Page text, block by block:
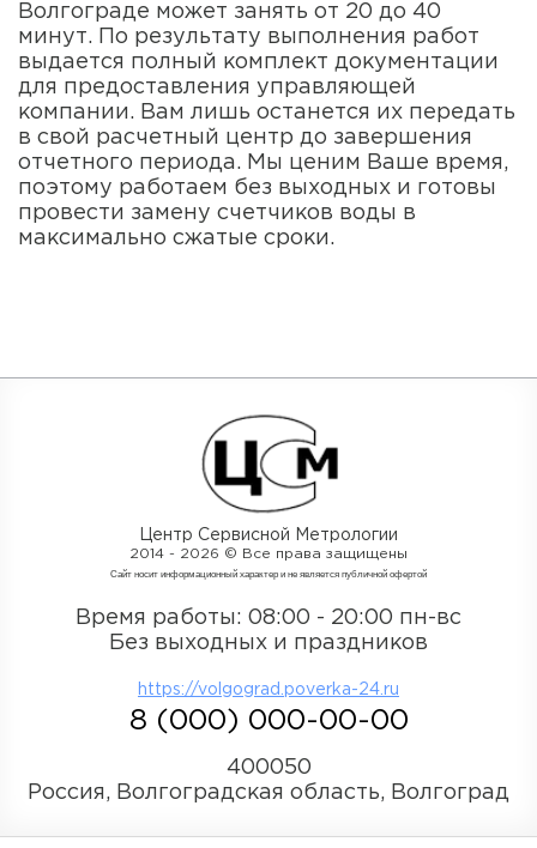
Волгограде может занять от 20 до 40
минут. По результату выполнения работ
выдается полный комплект документации
для предоставления управляющей
компании. Вам лишь останется их передать
в свой расчетный центр до завершения
отчетного периода. Мы ценим Ваше время,
поэтому работаем без выходных и готовы
провести замену счетчиков воды в
максимально сжатые сроки.
Центр Сервисной Метрологии
2014 - 2026 © Все права защищены
Cайт носит информационный характер и не является публичной офертой
Время работы: 08:00 - 20:00 пн-вс
Без выходных и праздников
https://volgograd.poverka-24.ru
8 (000) 000-00-00
400050
Россия, Волгоградская область, Волгоград